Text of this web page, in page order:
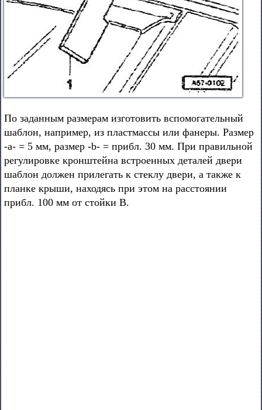
По заданным размерам изготовить вспомогательный
шаблон, например, из пластмассы или фанеры. Размер
-а- = 5 мм, размер -b- = прибл. 30 мм. При правильной
регулировке кронштейна встроенных деталей двери
шаблон должен прилегать к стеклу двери, а также к
планке крыши, находясь при этом на расстоянии
прибл. 100 мм от стойки В.